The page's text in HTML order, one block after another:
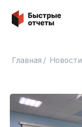
Быстрые отчеты
Главная / Новости